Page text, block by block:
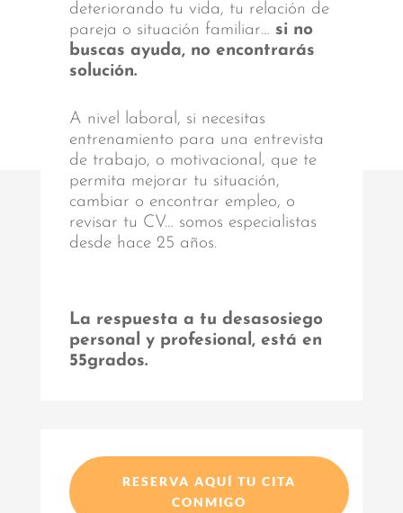
deteriorando tu vida, tu relación de
pareja o situación familiar… si no
buscas ayuda, no encontrarás
solución.
A nivel laboral, si necesitas
entrenamiento para una entrevista
de trabajo, o motivacional, que te
permita mejorar tu situación,
cambiar o encontrar empleo, o
revisar tu CV… somos especialistas
desde hace 25 años.
La respuesta a tu desasosiego
personal y profesional, está en
55grados.
RESERVA AQUÍ TU CITA
CONMIGO